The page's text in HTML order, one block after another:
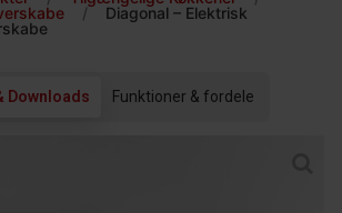
/
Diagonal – Elektrisk
Downloads Funktioner & fordele